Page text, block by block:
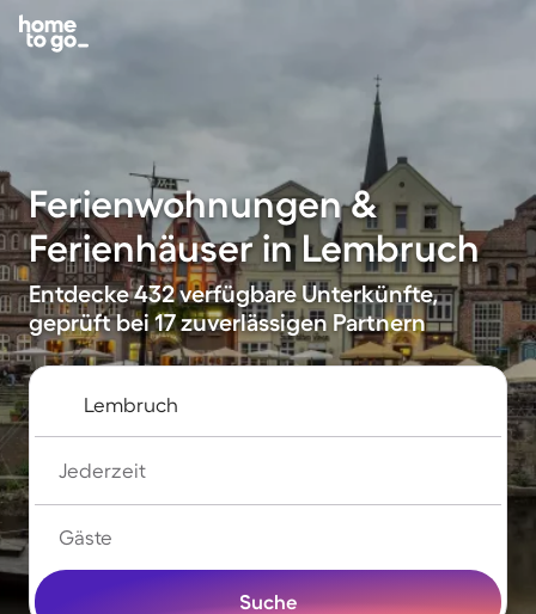
Ferienwohnungen &
Ferienhäuser in Lembruch
Entdecke 432 verfügbare Unterkünfte,
geprüft bei 17 zuverlässigen Partnern
Jederzeit
Gäste
Suche